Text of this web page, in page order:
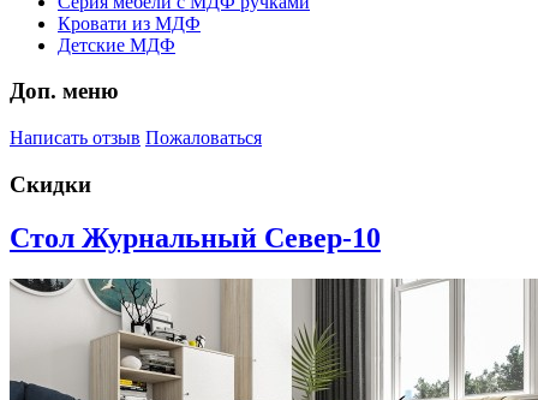
Кровати из МДФ
Детские МДФ
Доп. меню
Написать отзыв Пожаловаться
Скидки
Стол Журнальный Север-10